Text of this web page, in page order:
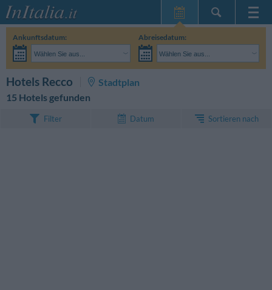
Meine
Reservierungen
Ankunftsdatum:
Wählen Sie aus...
Abreisedatum:
Wählen Sie aus...
Hotels Recco
Stadtplan
15 Hotels gefunden
Filter Datum Sortieren nach